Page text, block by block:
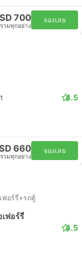
700
วมทุกอย่าง
จองเลย
4.5
660
วมทุกอย่าง
จองเลย
ฟอร์รี่+รถตู้
เฟอร์รี่
4.5